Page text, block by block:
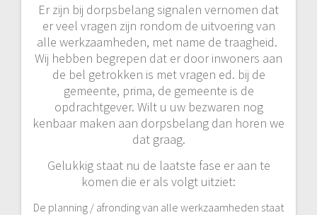
Er zijn bij dorpsbelang signalen vernomen dat
er veel vragen zijn rondom de uitvoering van
alle werkzaamheden, met name de traagheid.
Wij hebben begrepen dat er door inwoners aan
de bel getrokken is met vragen ed. bij de
gemeente, prima, de gemeente is de
opdrachtgever. Wilt u uw bezwaren nog
kenbaar maken aan dorpsbelang dan horen we
dat graag.
Gelukkig staat nu de laatste fase er aan te
komen die er als volgt uitziet:
De planning / afronding van alle werkzaamheden staat